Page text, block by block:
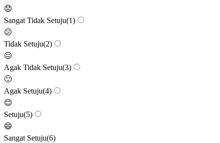
😞
Sangat Tidak Setuju(1)
😕
Tidak Setuju(2)
😐
Agak Tidak Setuju(3)
🙂
Agak Setuju(4)
😊
Setuju(5)
😄
Sangat Setuju(6)